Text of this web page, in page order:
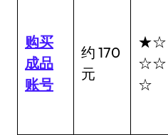
购买
成品
账号
约 170
元
★☆
☆☆
☆